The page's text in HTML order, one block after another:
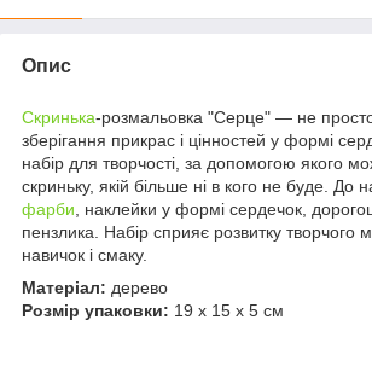
Опис
Скринька-розмальовка "Серце" — не
зберігання прикрас і цінностей у формі
набір для творчості, за допомогою якого
скриньку, якій більше ні в кого не буде. До
фарби , наклейки у формі сердечок,
пензлика. Набір сприяє розвитку творчого
навичок і смаку.
Матеріал: дерево
Розмір упаковки: 19 x 15 x 5 см